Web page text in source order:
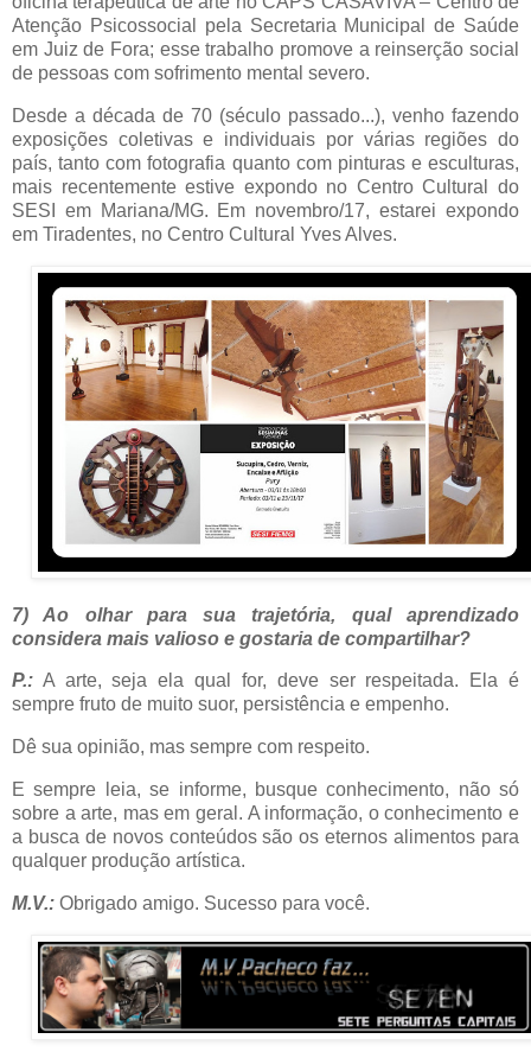
Atenção Psicossocial pela Secretaria Municipal de Saúde
em Juiz de Fora; esse trabalho promove a reinserção social
de pessoas com sofrimento mental severo.
Desde a década de 70 (século passado...), venho fazendo
exposições coletivas e individuais por várias regiões do
país, tanto com fotografia quanto com pinturas e esculturas,
mais recentemente estive expondo no Centro Cultural do
SESI em Mariana/MG. Em novembro/17, estarei expondo
em Tiradentes, no Centro Cultural Yves Alves.
7) Ao olhar para sua trajetória, qual aprendizado
considera mais valioso e gostaria de compartilhar?
P.: A arte, seja ela qual for, deve ser respeitada. Ela é
sempre fruto de muito suor, persistência e empenho.
Dê sua opinião, mas sempre com respeito.
E sempre leia, se informe, busque conhecimento, não só
sobre a arte, mas em geral. A informação, o conhecimento e
a busca de novos conteúdos são os eternos alimentos para
qualquer produção artística.
M.V.: Obrigado amigo. Sucesso para você.